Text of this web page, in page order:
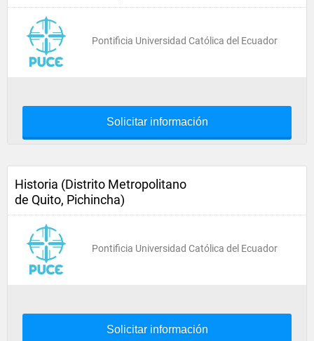
Pontificia Universidad Católica del Ecuador
Solicitar información
Historia (Distrito Metropolitano
de Quito, Pichincha)
Pontificia Universidad Católica del Ecuador
Solicitar información